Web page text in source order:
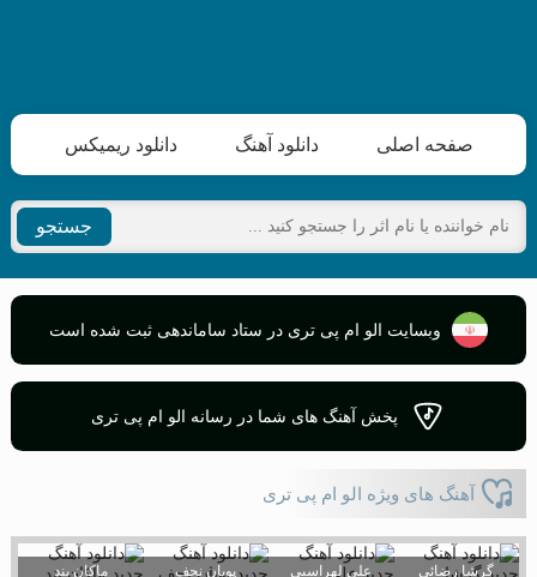
صفحه اصلی دانلود آهنگ دانلود ریمیکس
جستجو
وبسایت الو ام پی تری در ستاد ساماندهی ثبت شده است
پخش آهنگ های شما در رسانه الو ام پی تری
آهنگ های ویژه الو ام پی تری
گرشا رضائی
علی لهراسبی
پویان نجف
ماکان بند